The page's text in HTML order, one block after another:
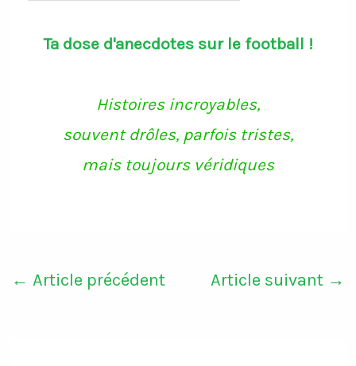
Ta dose d'anecdotes sur le football !
Histoires incroyables,
souvent drôles, parfois tristes,
mais toujours véridiques
← Article précédent Article suivant →